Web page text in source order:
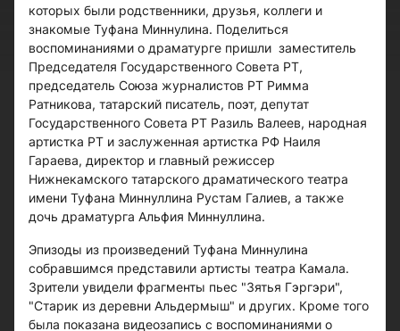
которых были родственники, друзья, коллеги и
знакомые Туфана Миннулина. Поделиться
воспоминаниями о драматурге пришли заместитель
Председателя Государственного Совета РТ,
председатель Союза журналистов РТ Римма
Ратникова, татарский писатель, поэт, депутат
Государственного Совета РТ Разиль Валеев, народная
артистка РТ и заслуженная артистка РФ Наиля
Гараева, директор и главный режиссер
Нижнекамского татарского драматического театра
имени Туфана Миннуллина Рустам Галиев, а также
дочь драматурга Альфия Миннуллина.
Эпизоды из произведений Туфана Миннулина
собравшимся представили артисты театра Камала.
Зрители увидели фрагменты пьес "Зятья Гэргэри",
"Старик из деревни Альдермыш" и других. Кроме того
была показана видеозапись с воспоминаниями о